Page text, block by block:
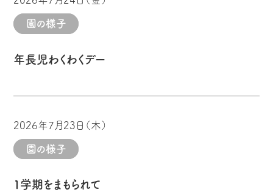
園の様子
年長児わくわくデー
2026年7月23日（木）
園の様子
1学期をまもられて